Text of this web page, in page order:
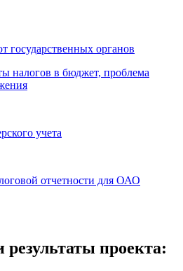
государственных органов
налогов в бюджет, проблема
учета
отчетности для ОАО
результаты проекта: